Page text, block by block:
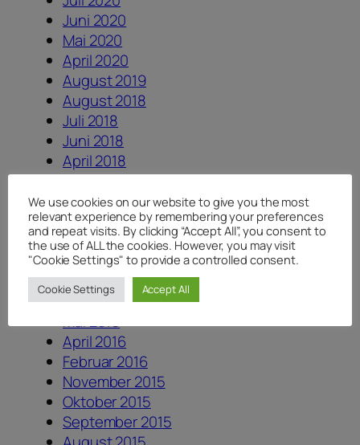
Juni 2020
Mai 2020
April 2020
August 2019
August 2018
Juli 2018
Juni 2018
April 2018
Januar 2018
August 2017
Juli 2017
Juni 2017
Dezember 2016
August 2016
Juni 2016
Mai 2016
April 2016
Februar 2016
November 2015
Oktober 2015
September 2015
We use cookies on our website to give you the most
relevant experience by remembering your preferences
and repeat visits. By clicking “Accept All”, you consent to
the use of ALL the cookies. However, you may visit
"Cookie Settings" to provide a controlled consent.
Cookie Settings Accept All